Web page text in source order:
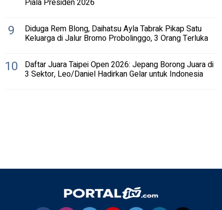
9 Diduga Rem Blong, Daihatsu Ayla Tabrak Pikap Satu
Keluarga di Jalur Bromo Probolinggo, 3 Orang Terluka
10 Daftar Juara Taipei Open 2026: Jepang Borong Juara di
3 Sektor, Leo/Daniel Hadirkan Gelar untuk Indonesia